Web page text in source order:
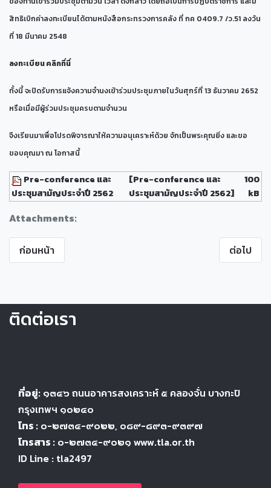
สิทธิเบิกค่าลงทะเบียนได้ตามหนังสือกระทรวงการคลัง ที่ กค 0409.7 /ว.51 ลงวัน
ที่ 18 มีนาคม 2548
ลงทะเบียนคลิกที่นี่
ทั้งนี้ จะปิดรับการแจ้งความจำนงเข้าร่วมประชุมภายในวันศุกร์ที่ 13 ธันวาคม 2652
หรือเมื่อมีผู้ร่วมประชุมครบตามจำนวน
จึงเรียนมาเพื่อโปรดพิจารณาให้ความอนุเคราะห์ด้วย จักเป็นพระคุณยิ่ง และขอ
ขอบคุณมา ณ โอกาสนี้
Attachments:
Pre-conference และ
ประชุมสามัญประจำปี 2562
[Pre-conference และ
ประชุมสามัญประจำปี 2562]
100
kB
ก่อนหน้า ต่อไป
ติดต่อเรา
ที่อยู่: ๑๓๔๖ ถนนอาคารสงเคราะห์ ๕ คลองจั่น บางกะปิ
กรุงเทพฯ ๑๐๒๔๐
โทร : ๐-๒๗๓๔-๙๐๒๒, ๐๘๙-๘๙๓-๙๓๙๗
โทรสาร : ๐-๒๗๓๔-๙๐๒๑ www.tla.or.th
ID Line : tla2497